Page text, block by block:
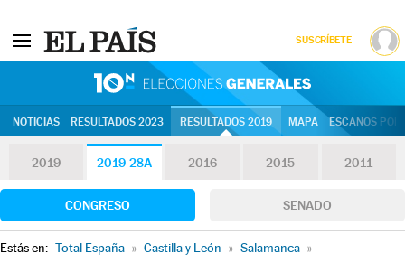
SUSCRÍBETE
NOTICIAS RESULTADOS 2023 RESULTADOS 2019 MAPA ESCAÑOS
2019 2019-28A 2016 2015 2011
CONGRESO SENADO
Estás en: Total España » Castilla y León » Salamanca »